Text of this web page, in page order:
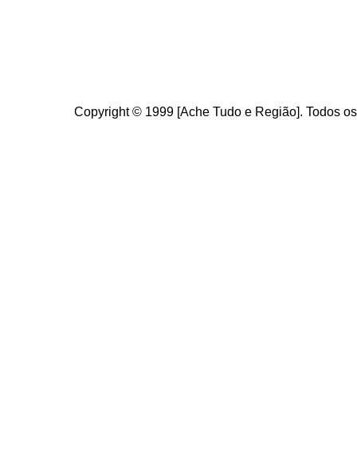
Copyright © 1999 [Ache Tudo e Região]. Todos